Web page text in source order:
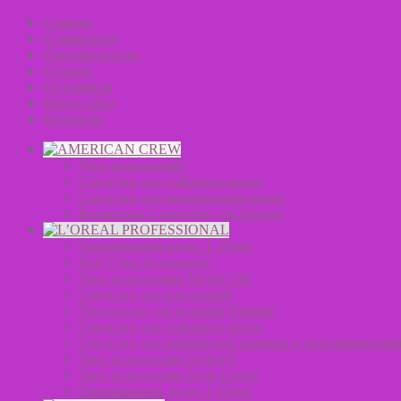
Главная
О компании
Производители
Отзывы
Оптовикам
Карта сайта
Контакты
Уход за волосами
Средства для стайлинга волос
Средства для окрашивания волос
Косметика и средства для бритья
Окрашивание волос L’Oreal
Hair Color Accessories
Уход за волосами Mythic Oil
Средства для осветления
Продукция для мужчин Homme
Средства для стайлинга волос
Средства для химической завивки и
Уход за волосами Serioxyl
Уход за волосами Serie Expert
Окрашивание волос L’Oreal